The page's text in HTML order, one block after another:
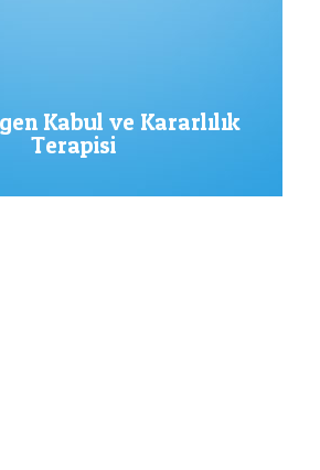
Kabul ve Kararlılık
Terapisi